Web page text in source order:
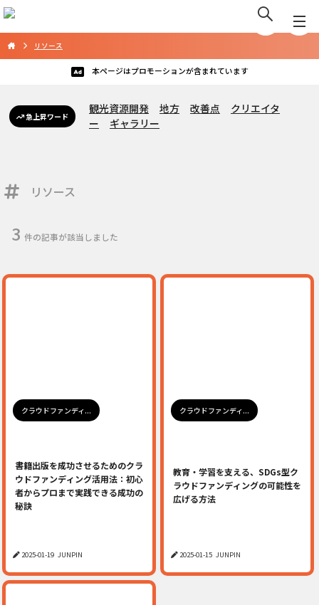
リソース
本ページはプロモーションが含まれています
急上昇ワード
観光資源開発 地方 改善点
クリエイタ
ー
ギャラリー
リソース
3 件の記事が該当しました
クラウドファンディ...
書籍出版を成功させるためのクラ
ウドファンディング活用法：初心
者からプロまで実践できる成功の
秘訣
2025-01-19 JUNPIN
クラウドファンディ...
教育・学習を支える、SDGs型ク
ラウドファンディングの可能性を
広げる方法
2025-01-15 JUNPIN